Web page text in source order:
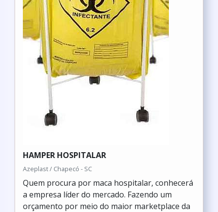
HAMPER HOSPITALAR
Azeplast / Chapecó - SC
Quem procura por maca hospitalar, conhecerá
a empresa líder do mercado. Fazendo um
orçamento por meio do maior marketplace da